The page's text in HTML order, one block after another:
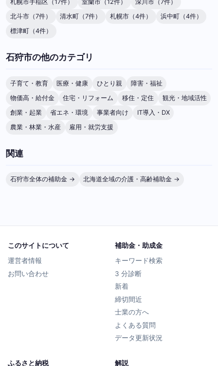
札幌市手稲区（17件） 室蘭市（12件）
深川市（7件）
北斗市（7件）
清水町（7件） 札幌市（4件）
浜中町（4件）
標津町（4件）
石狩市の他のカテゴリ
子育て・教育 医療・健康 ひとり親
障害・福祉
物価高・給付金
住宅・リフォーム 移住・定住
観光・地域活性
創業・起業
省エネ・環境 事業者向け
IT導入・DX
農業・林業・水産
雇用・就労支援
関連
石狩市全体の補助金 → 北海道全域の介護・高齢補助金 →
このサイトについて
運営者情報
お問い合わせ
補助金・助成金
キーワード検索
3 分診断
新着
締切間近
士業の方へ
よくある質問
データ更新状況
ふるさと納税 解説